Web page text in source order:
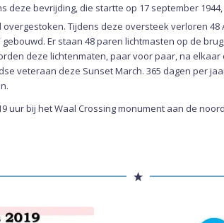
deze bevrijding, die startte op 17 september
Tijdens deze oversteek verloren
Er staan 48 paren lichtmasten op de
deze lichtenmaten, paar voor paar, na
veteraan deze Sunset March. 365 dagen per
uur bij het Waal Crossing monument aan de